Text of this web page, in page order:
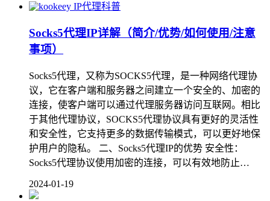
IP代理科普
Socks5代理IP详解（简介/优势/如何使用/注意
事项）
Socks5代理，又称为SOCKS5代理，是一种网络代理协
议，它在客户端和服务器之间建立一个安全的、加密的
连接，使客户端可以通过代理服务器访问互联网。相比
于其他代理协议，SOCKS5代理协议具有更好的灵活性
和安全性，它支持更多的数据传输模式，可以更好地保
护用户的隐私。 二、Socks5代理IP的优势 安全性：
Socks5代理协议使用加密的连接，可以有效地防止…
2024-01-19